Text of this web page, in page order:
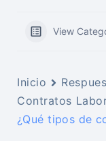
View
Inicio
Contratos
¿Qué tipos de